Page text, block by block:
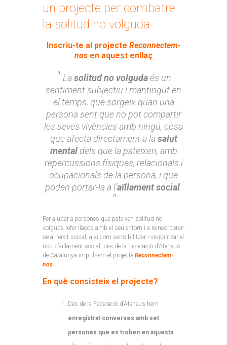
un projecte per combatre
la solitud no volguda
Inscriu-te al projecte Reconnectem-
nos en aquest enllaç
La solitud no volgudaés un
sentiment subjectiu i mantingut en
el temps, que sorgeix quan una
persona sent que no pot compartir
les seves vivències amb ningú, cosa
que afecta directament a la salut
mentaldels que la pateixen, amb
repercussions físiques, relacionals i
ocupacionals de la persona, i que
poden portar-la a l’aïllament social.
Per ajudar a persones que pateixen solitud no
volguda refer llaços amb el seu entorn i a reincorporar-
se al teixit social, així com sensibilitzar i visibilitzar el
risc d’aïllament social, des de la Federació d’Ateneus
de Catalunya impulsem el projecte Reconnectem-
nos.
En què consisteix el projecte?
Des de la Federació d’Ateneus hem
enregistrat converses amb set
persones que es troben en aquesta